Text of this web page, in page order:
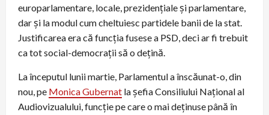
europarlamentare, locale, prezidențiale și parlamentare,
dar și la modul cum cheltuiesc partidele banii de la stat.
Justificarea era că funcția fusese a PSD, deci ar fi trebuit
ca tot social-democrații să o dețină.
La începutul lunii martie, Parlamentul a înscăunat-o, din
nou, pe Monica Gubernat la șefia Consiliului Național al
Audiovizualului, funcție pe care o mai deținuse până în